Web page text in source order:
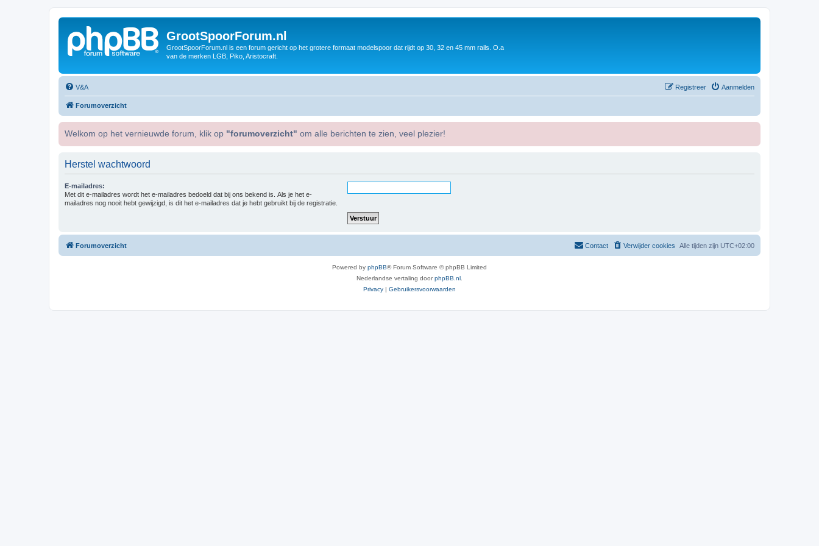
GrootSpoorForum.nl
GrootSpoorForum.nl is een forum gericht op het grotere formaat modelspoor dat rijdt op 30, 32 en 45 mm rails. O.a
van de merken LGB, Piko, Aristocraft.
V&A Aanmelden
Registreer
Forumoverzicht
Welkom op het vernieuwde forum, klik op "forumoverzicht" om alle berichten te zien, veel plezier!
Herstel wachtwoord
E-mailadres:
Met dit e-mailadres wordt het e-mailadres bedoeld dat bij ons bekend is. Als je het e-
mailadres nog nooit hebt gewijzigd, is dit het e-mailadres dat je hebt gebruikt bij de registratie.
Forumoverzicht Alle tijden zijn UTC+02:00
Verwijder cookies
Contact
Powered by phpBB® Forum Software © phpBB Limited
Nederlandse vertaling doorphpBB.nl
Privacy | Gebruikersvoorwaarden